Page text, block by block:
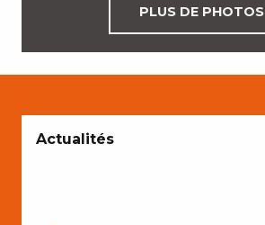
PLUS DE PHOTOS
Actualités